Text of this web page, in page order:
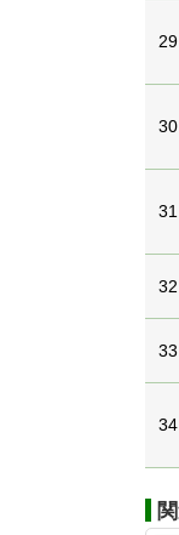
29
30
31
32
33
34